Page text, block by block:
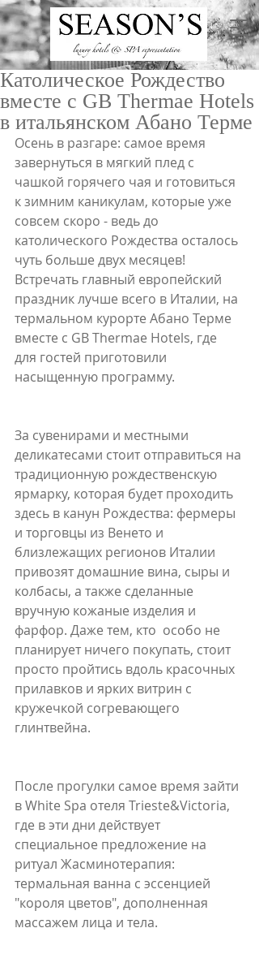
ru/en
Католическое Рождество
вместе с GB Thermae Hotels
в итальянском Абано Терме
Осень в разгаре: самое время
завернуться в мягкий плед с
чашкой горячего чая и готовиться
к зимним каникулам, которые уже
совсем скоро - ведь до
католического Рождества осталось
чуть больше двух месяцев!
Встречать главный европейский
праздник лучше всего в Италии, на
термальном курорте Абано Терме
вместе с GB Thermae Hotels, где
для гостей приготовили
насыщенную программу.
За сувенирами и местными
деликатесами стоит отправиться на
традиционную рождественскую
ярмарку, которая будет проходить
здесь в канун Рождества: фермеры
и торговцы из Венето и
близлежащих регионов Италии
привозят домашние вина, сыры и
колбасы, а также сделанные
вручную кожаные изделия и
фарфор. Даже тем, кто  особо не
планирует ничего покупать, стоит
просто пройтись вдоль красочных
прилавков и ярких витрин с
кружечкой согревающего
глинтвейна.
После прогулки самое время зайти
в White Spa отеля Trieste&Victoria,
где в эти дни действует
специальное предложение на
ритуал Жасминотерапия:
термальная ванна с эссенцией
"короля цветов", дополненная
массажем лица и тела.